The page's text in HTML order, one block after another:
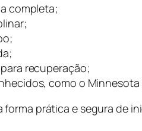
completa;
recuperação;
como o Minnesota
prática e segura de